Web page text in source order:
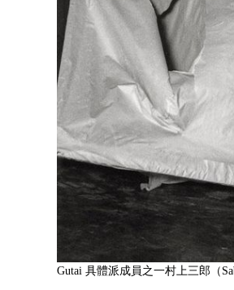
Gutai 具體派成員之一村上三郎（